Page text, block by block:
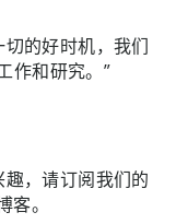
的好时机，我们
作和研究。”
，请订阅我们的
。